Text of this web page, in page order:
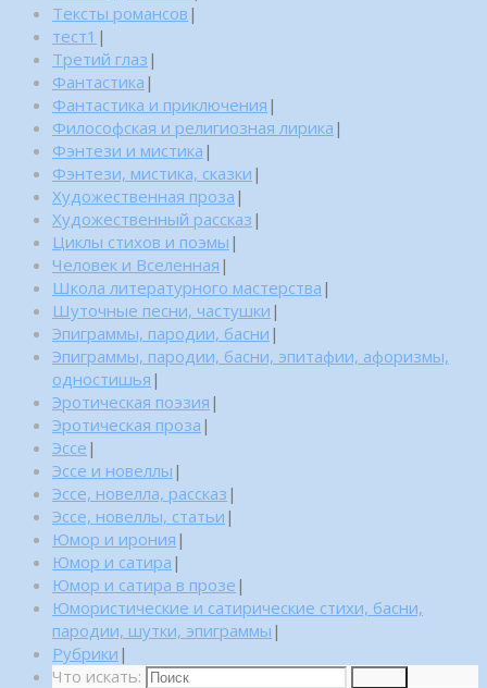
Тексты романсов |
тест1 |
Третий глаз |
Фантастика |
Фантастика и приключения |
Философская и религиозная лирика |
Фэнтези и мистика |
Фэнтези, мистика, сказки |
Художественная проза |
Художественный рассказ |
Циклы стихов и поэмы |
Человек и Вселенная |
Школа литературного мастерства |
Шуточные песни, частушки |
Эпиграммы, пародии, басни |
Эпиграммы, пародии, басни, эпитафии, афоризмы,
одностишья |
Эротическая поэзия |
Эротическая проза |
Эссе |
Эссе и новеллы |
Эссе, новелла, рассказ |
Эссе, новеллы, статьи |
Юмор и ирония |
Юмор и сатира |
Юмор и сатира в прозе |
Юмористические и сатирические стихи, басни,
пародии, шутки, эпиграммы |
Рубрики |
Что искать: